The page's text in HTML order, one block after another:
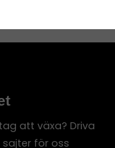
att växa? Driva
sajter för oss